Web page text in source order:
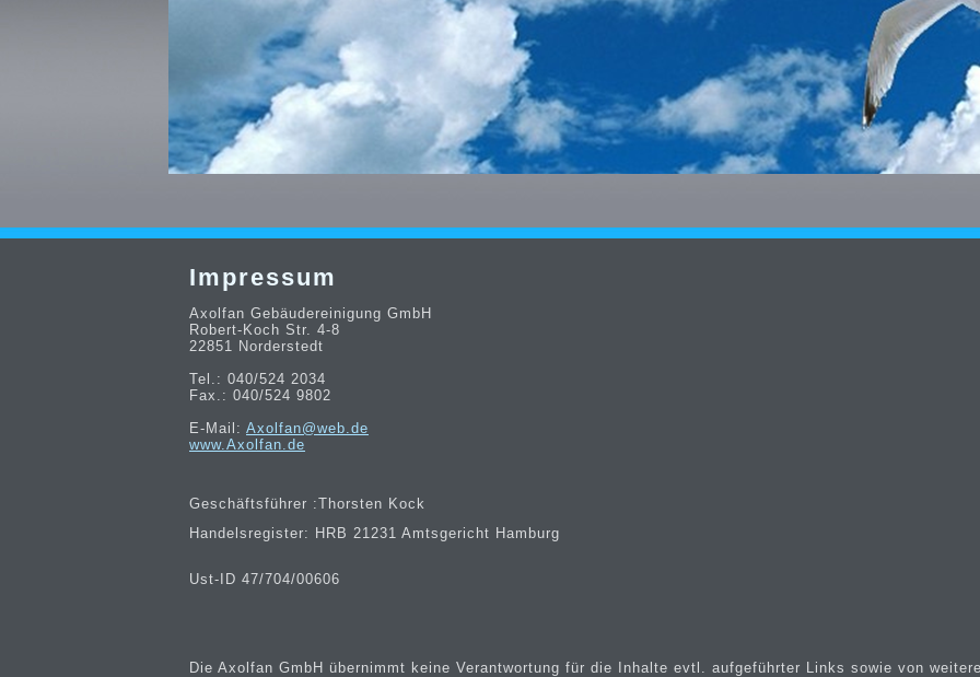
Impressum
Axolfan Gebäudereinigung GmbH
Robert-Koch Str. 4-8
22851 Norderstedt
Tel.: 040/524 2034
Fax.: 040/524 9802
E-Mail: Axolfan@web.de
www.Axolfan.de
Geschäftsführer :Thorsten Kock
Handelsregister: HRB 21231 Amtsgericht Hamburg
Ust-ID 47/704/00606
Die Axolfan GmbH übernimmt keine Verantwortung für die Inhalte evtl. aufgeführter Links sowie von